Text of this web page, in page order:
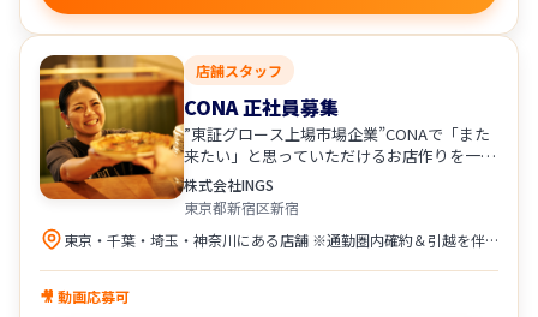
店舗スタッフ
CONA 正社員募集
”東証グロース上場市場企業”CONAで「また
来たい」と思っていただけるお店作りを一緒
にしませんか？
株式会社INGS
東京都新宿区新宿
東京・千葉・埼玉・神奈川にある店舗 ※通勤圏内確約＆引越を伴う異動原則なし 渋谷宇田川町店／錦糸町店／新宿歌舞伎町店／ 恵比寿店／麻布十番店／上野店／立川店／ 蒲田店／横浜鶴屋町店／川崎店／ たまプラーザ店／溝の口店／大宮店／所沢店／ 船橋店／柏店／津田沼店／田町芝浦店／町田店／ 京急蒲田店／西新宿一丁目店／新宿東南口店
🎥 動画応募可